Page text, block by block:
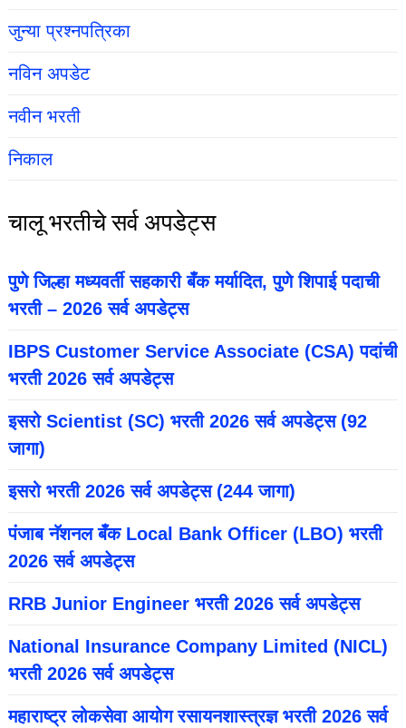
जुन्या प्रश्नपत्रिका
नविन अपडेट
नवीन भरती
निकाल
चालू भरतीचे सर्व अपडेट्स
पुणे जिल्हा मध्यवर्ती सहकारी बँक मर्यादित, पुणे शिपाई पदाची
भरती – 2026 सर्व अपडेट्स
IBPS Customer Service Associate (CSA) पदांची
भरती 2026 सर्व अपडेट्स
इसरो Scientist (SC) भरती 2026 सर्व अपडेट्स (92
जागा)
इसरो भरती 2026 सर्व अपडेट्स (244 जागा)
पंजाब नॅशनल बँक Local Bank Officer (LBO) भरती
2026 सर्व अपडेट्स
RRB Junior Engineer भरती 2026 सर्व अपडेट्स
National Insurance Company Limited (NICL)
भरती 2026 सर्व अपडेट्स
महाराष्ट्र लोकसेवा आयोग रसायनशास्त्रज्ञ भरती 2026 सर्व